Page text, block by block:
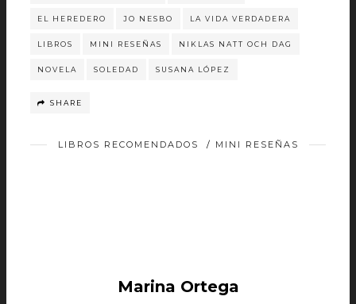
EL HEREDERO JO NESBO LA VIDA VERDADERA
LIBROS MINI RESEÑAS NIKLAS NATT OCH DAG
NOVELA SOLEDAD SUSANA LÓPEZ
SHARE
LIBROS RECOMENDADOS / MINI RESEÑAS
Marina Ortega